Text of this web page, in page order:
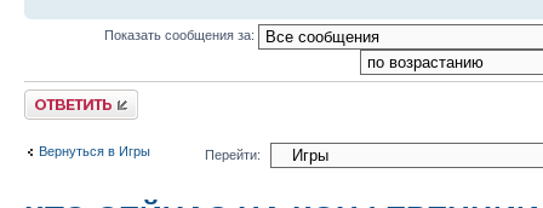
Показать сообщения за:
Ответить
Вернуться в Игры Перейти: